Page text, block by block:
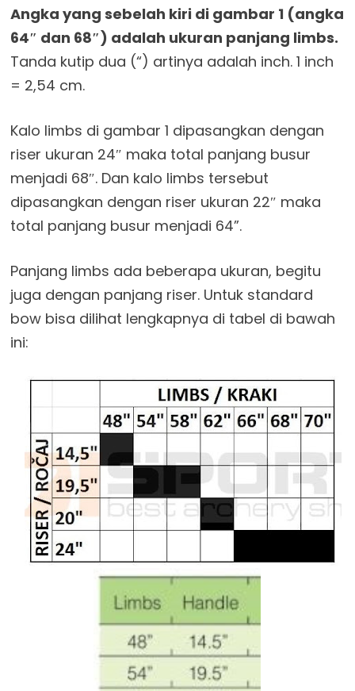
Angka yang sebelah kiri di gambar 1 (angka
64″ dan 68″) adalah ukuran panjang limbs.
Tanda kutip dua (“) artinya adalah inch. 1 inch
= 2,54 cm.
Kalo limbs di gambar 1 dipasangkan dengan
riser ukuran 24″ maka total panjang busur
menjadi 68″. Dan kalo limbs tersebut
dipasangkan dengan riser ukuran 22″ maka
total panjang busur menjadi 64”.
Panjang limbs ada beberapa ukuran, begitu
juga dengan panjang riser. Untuk standard
bow bisa dilihat lengkapnya di tabel di bawah
ini: